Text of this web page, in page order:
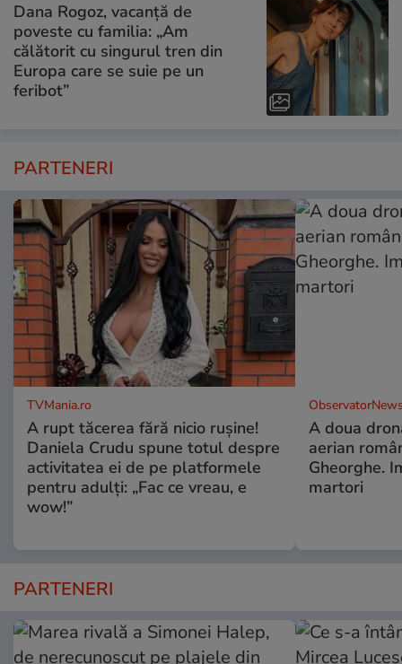
Dana Rogoz, vacanță de
poveste cu familia: „Am
călătorit cu singurul tren din
Europa care se suie pe un
feribot”
PARTENERI
TVMania.ro
A rupt tăcerea fără nicio rușine!
Daniela Crudu spune totul despre
activitatea ei de pe platformele
pentru adulți: „Fac ce vreau, e
wow!”
A doua
aerian
Gheorghe.
martori
PARTENERI